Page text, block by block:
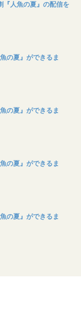
『人魚の夏』の配信を
の夏』ができるま
の夏』ができるま
の夏』ができるま
の夏』ができるま